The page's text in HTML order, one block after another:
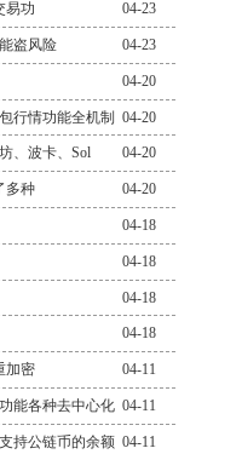
易功 04-23
盗风险 04-23
04-20
行情功能全机制 04-20
、波卡、Sol 04-20
多种 04-20
04-18
04-18
04-18
04-18
加密 04-11
能各种去中心化 04-11
持公链币的余额 04-11